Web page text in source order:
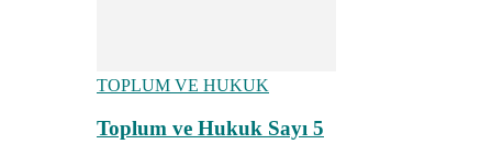
TOPLUM VE HUKUK
Toplum ve Hukuk Sayı 5